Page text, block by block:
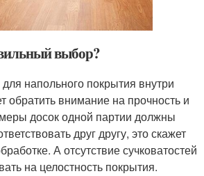
выбор?
напольного покрытия внутри
обратить внимание на прочность и
досок одной партии должны
друг другу, это скажет
А отсутствие сучковатостей
на целостность покрытия.